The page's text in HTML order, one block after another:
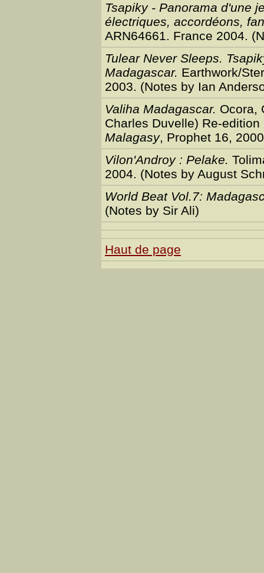
Tsapiky - Panorama d'une
électriques, accordéons,
ARN64661. France 2004.
Tulear Never Sleeps.
Madagascar. Earthwork/
2003. (Notes by Ian
Valiha Madagascar. Ocora,
Charles Duvelle) Re-
Malagasy, Prophet 16,
Vilon'Androy : Pelake.
2004. (Notes by August
World Beat Vol.7:
(Notes by Sir Ali)
Haut de page